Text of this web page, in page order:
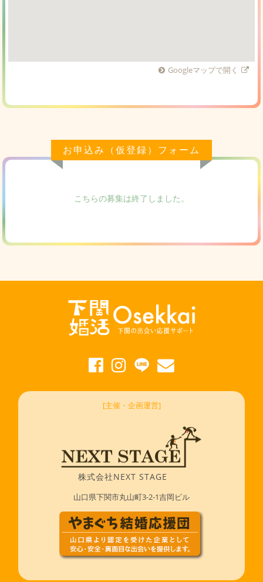
Googleマップで開く
お申込み（仮登録）フォーム
こちらの募集は終了しました。
[主催・企画運営]
株式会社NEXT STAGE
山口県下関市丸山町3-2-1吉岡ビル